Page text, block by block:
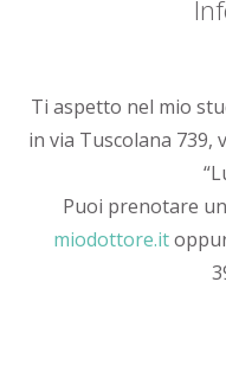
Ti aspetto nel mio
in via Tuscolana 739,
Puoi prenotare
miodottore.it